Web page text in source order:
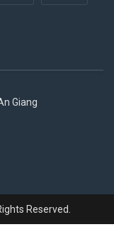
Giang
Reserved.